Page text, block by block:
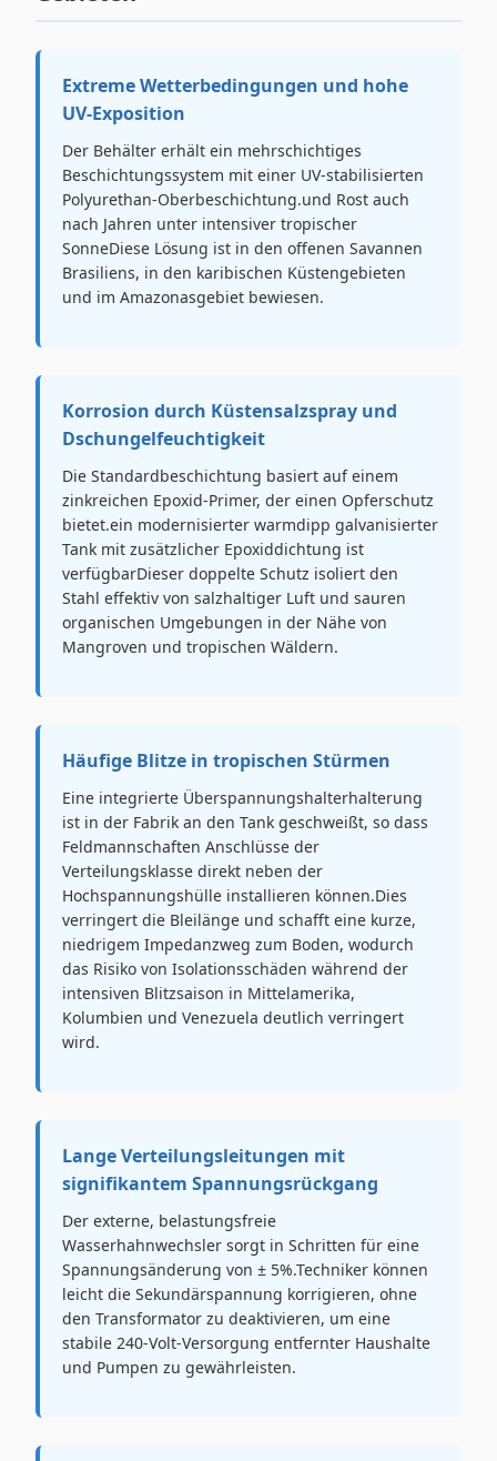
Extreme Wetterbedingungen und hohe
UV-Exposition
Der Behälter erhält ein mehrschichtiges
Beschichtungssystem mit einer UV-stabilisierten
Polyurethan-Oberbeschichtung.und Rost auch
nach Jahren unter intensiver tropischer
SonneDiese Lösung ist in den offenen Savannen
Brasiliens, in den karibischen Küstengebieten
und im Amazonasgebiet bewiesen.
Korrosion durch Küstensalzspray und
Dschungelfeuchtigkeit
Die Standardbeschichtung basiert auf einem
zinkreichen Epoxid-Primer, der einen Opferschutz
bietet.ein modernisierter warmdipp galvanisierter
Tank mit zusätzlicher Epoxiddichtung ist
verfügbarDieser doppelte Schutz isoliert den
Stahl effektiv von salzhaltiger Luft und sauren
organischen Umgebungen in der Nähe von
Mangroven und tropischen Wäldern.
Häufige Blitze in tropischen Stürmen
Eine integrierte Überspannungshalterhalterung
ist in der Fabrik an den Tank geschweißt, so dass
Feldmannschaften Anschlüsse der
Verteilungsklasse direkt neben der
Hochspannungshülle installieren können.Dies
verringert die Bleilänge und schafft eine kurze,
niedrigem Impedanzweg zum Boden, wodurch
das Risiko von Isolationsschäden während der
intensiven Blitzsaison in Mittelamerika,
Kolumbien und Venezuela deutlich verringert
wird.
Lange Verteilungsleitungen mit
signifikantem Spannungsrückgang
Der externe, belastungsfreie
Wasserhahnwechsler sorgt in Schritten für eine
Spannungsänderung von ± 5%.Techniker können
leicht die Sekundärspannung korrigieren, ohne
den Transformator zu deaktivieren, um eine
stabile 240-Volt-Versorgung entfernter Haushalte
und Pumpen zu gewährleisten.